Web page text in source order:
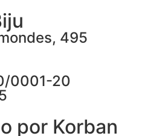
495
0001-20
por Korban